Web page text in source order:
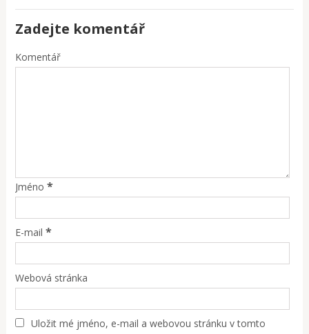
Zadejte komentář
Komentář
Jméno *
E-mail *
Webová stránka
Uložit mé jméno, e-mail a webovou stránku v tomto